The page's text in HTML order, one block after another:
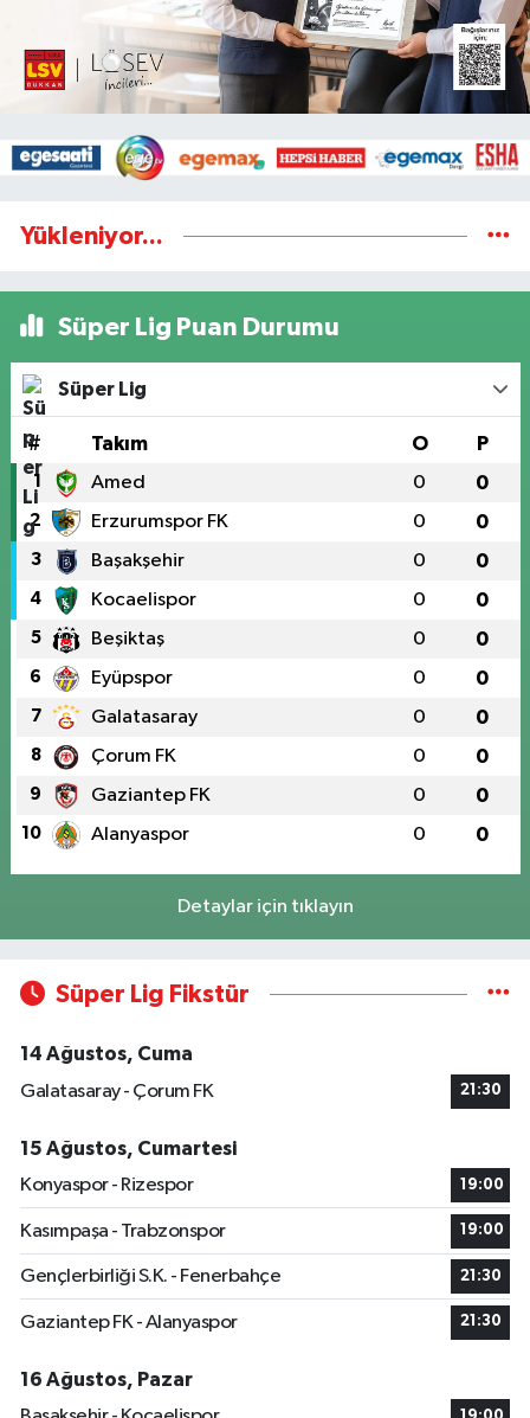
Yükleniyor...
Süper Lig Puan Durumu
Süper Lig
# Takım O P
1 Amed 0 0
2 Erzurumspor FK 0 0
3 Başakşehir 0 0
4 Kocaelispor 0 0
5 Beşiktaş 0 0
6 Eyüpspor 0 0
7 Galatasaray 0 0
8 Çorum FK 0 0
9 Gaziantep FK 0 0
10 Alanyaspor 0 0
Detaylar için tıklayın
Süper Lig Fikstür
14 Ağustos, Cuma
Galatasaray - Çorum FK
21:30
15 Ağustos, Cumartesi
Konyaspor - Rizespor
19:00
Kasımpaşa - Trabzonspor 19:00
Gençlerbirliği S.K. - Fenerbahçe 21:30
Gaziantep FK - Alanyaspor 21:30
16 Ağustos, Pazar